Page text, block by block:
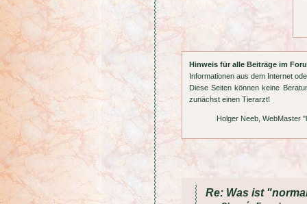
Hinweis für alle Beiträge im
Informationen aus dem Internet
Diese Seiten können keine
zunächst einen Tierarzt!
Holger Neeb, WebMaster
Re: Was ist